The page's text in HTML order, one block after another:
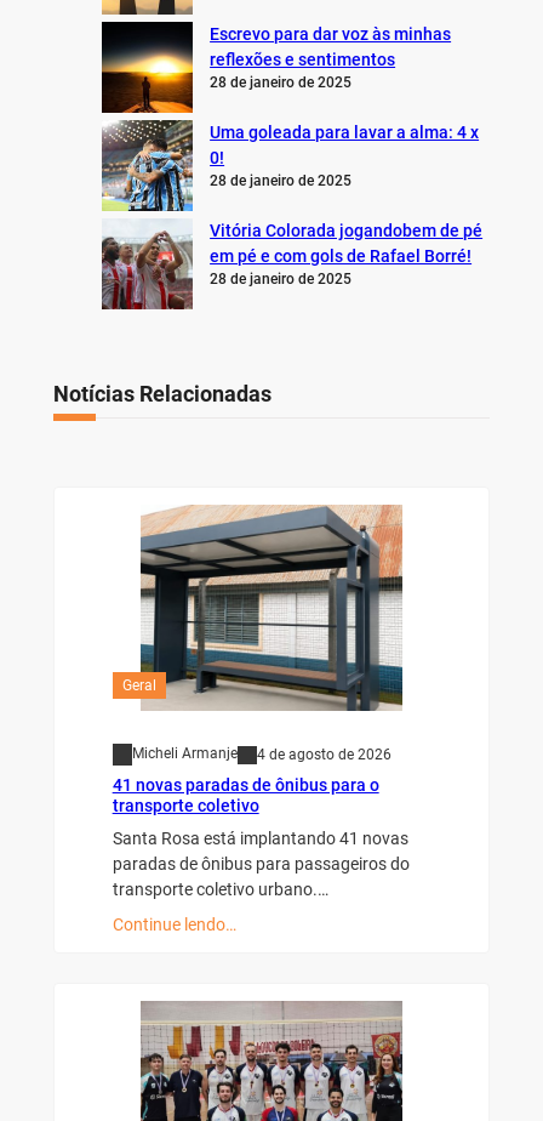
Escrevo para dar voz às minhas
reflexões e sentimentos
28 de janeiro de 2025
Uma goleada para lavar a alma: 4 x
0!
28 de janeiro de 2025
Vitória Colorada jogandobem de pé
em pé e com gols de Rafael Borré!
28 de janeiro de 2025
Notícias Relacionadas
Geral
Micheli Armanje 4 de agosto de 2026
41 novas paradas de ônibus para o
transporte coletivo
Santa Rosa está implantando 41 novas
paradas de ônibus para passageiros do
transporte coletivo urbano.…
Continue lendo…